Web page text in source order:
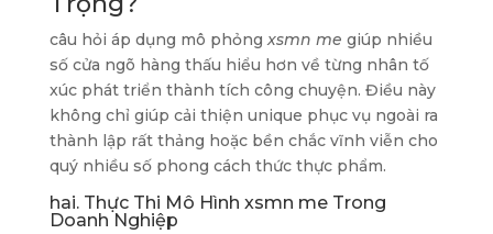
câu hỏi áp dụng mô phỏngxsmn me giúp nhiều
số cửa ngõ hàng thấu hiểu hơn về từng nhân tố
xúc phát triển thành tích công chuyện. Điều này
không chỉ giúp cải thiện unique phục vụ ngoài ra
thành lập rất thảng hoặc bền chắc vĩnh viễn cho
quý nhiều số phong cách thức thực phẩm.
hai. Thực Thi Mô Hình xsmn me Trong
Doanh Nghiệp